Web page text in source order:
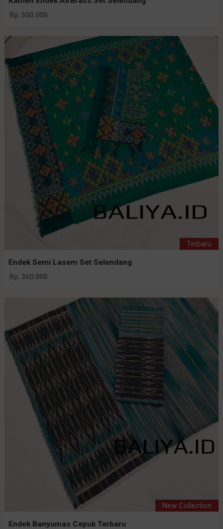
Rp. 500.000
Terbaru
Endek Semi Lasem Set Selendang
Rp. 360.000
New Collection
Endek Banyumas Cepuk Terbaru